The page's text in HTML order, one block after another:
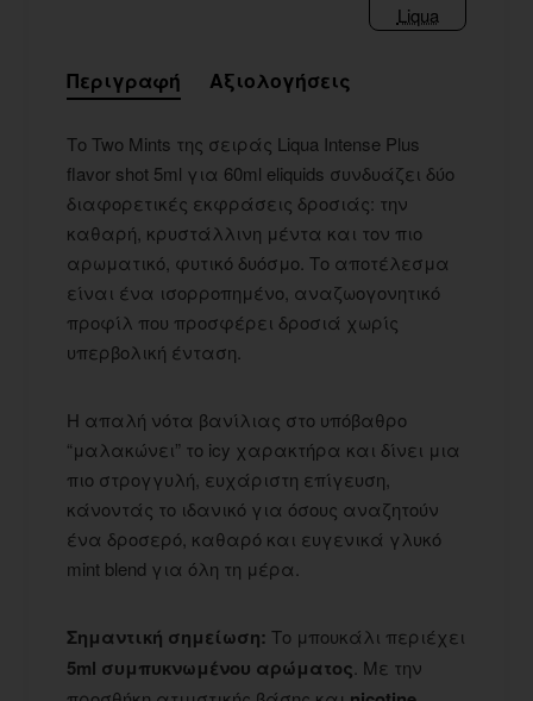
Liqua
Περιγραφή Αξιολογήσεις
Το Two Mints της σειράς Liqua Intense Plus
flavor shot 5ml για 60ml eliquids συνδυάζει δύο
διαφορετικές εκφράσεις δροσιάς: την
καθαρή, κρυστάλλινη μέντα και τον πιο
αρωματικό, φυτικό δυόσμο. Το αποτέλεσμα
είναι ένα ισορροπημένο, αναζωογονητικό
προφίλ που προσφέρει δροσιά χωρίς
υπερβολική ένταση.
Η απαλή νότα βανίλιας στο υπόβαθρο
“μαλακώνει” το icy χαρακτήρα και δίνει μια
πιο στρογγυλή, ευχάριστη επίγευση,
κάνοντάς το ιδανικό για όσους αναζητούν
ένα δροσερό, καθαρό και ευγενικά γλυκό
mint blend για όλη τη μέρα.
Σημαντική σημείωση: Το μπουκάλι περιέχει
5ml συμπυκνωμένου αρώματος . Με την